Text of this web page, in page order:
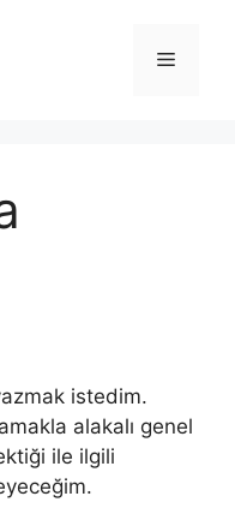
Menü
istedim.
alakalı genel
ile ilgili